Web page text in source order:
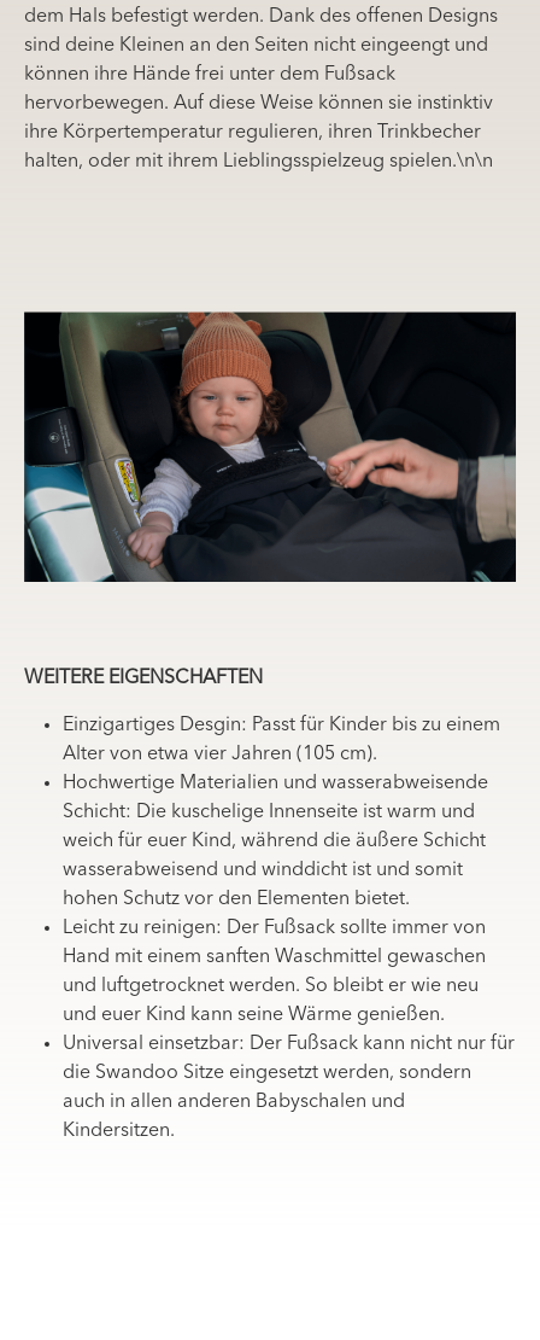
dem Hals befestigt werden. Dank des offenen Designs
sind deine Kleinen an den Seiten nicht eingeengt und
können ihre Hände frei unter dem Fußsack
hervorbewegen. Auf diese Weise können sie instinktiv
ihre Körpertemperatur regulieren, ihren Trinkbecher
halten, oder mit ihrem Lieblingsspielzeug spielen.\n\n
WEITERE EIGENSCHAFTEN
Einzigartiges Desgin: Passt für Kinder bis zu einem
Alter von etwa vier Jahren (105 cm).
Hochwertige Materialien und wasserabweisende
Schicht: Die kuschelige Innenseite ist warm und
weich für euer Kind, während die äußere Schicht
wasserabweisend und winddicht ist und somit
hohen Schutz vor den Elementen bietet.
Leicht zu reinigen: Der Fußsack sollte immer von
Hand mit einem sanften Waschmittel gewaschen
und luftgetrocknet werden. So bleibt er wie neu
und euer Kind kann seine Wärme genießen.
Universal einsetzbar: Der Fußsack kann nicht nur für
die Swandoo Sitze eingesetzt werden, sondern
auch in allen anderen Babyschalen und
Kindersitzen.